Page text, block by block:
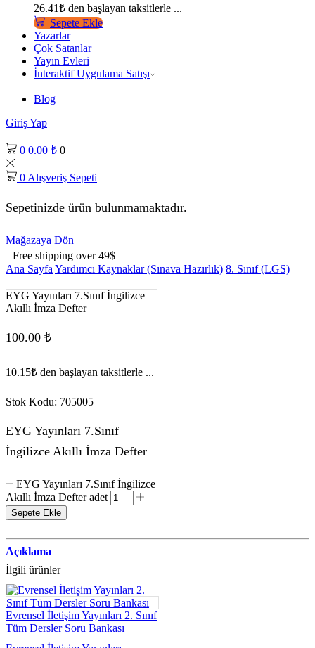
26.41₺ den başlayan taksitlerle ...
Sepete Ekle
Yazarlar
Çok Satanlar
Yayın Evleri
İnteraktif Uygulama Satışı
Blog
Giriş Yap
0 0.00 ₺ 0
0Alışveriş Sepeti
Sepetinizde ürün bulunmamaktadır.
Mağazaya Dön
Free shipping over 49$
Ana Sayfa Yardımcı Kaynaklar (Sınava Hazırlık) 8. Sınıf (LGS)
EYG Yayınları 7.Sınıf İngilizce
Akıllı İmza Defter
100.00 ₺
10.15₺ den başlayan taksitlerle ...
Stok Kodu: 705005
EYG Yayınları 7.Sınıf
İngilizce Akıllı İmza Defter
EYG Yayınları 7.Sınıf İngilizce
Akıllı İmza Defter adet
Sepete Ekle
Açıklama
İlgili ürünler
Evrensel İletişim Yayınları 2. Sınıf
Tüm Dersler Soru Bankası